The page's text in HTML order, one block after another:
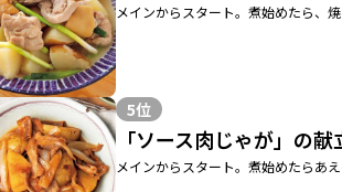
メインからスタート。煮始めたら、
5位
「ソース肉じゃが」の献
メインからスタート。煮始めたらあ